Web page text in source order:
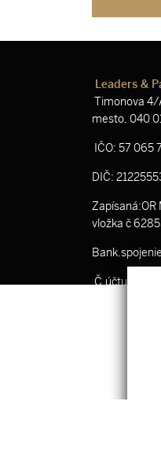
Leaders &
Timonova 4/
mesto, 040
IČO: 57 065
DIČ:
Zapísaná:OR
vložka č
Č.účtu: